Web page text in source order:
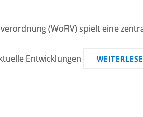
(WoFlV) spielt eine
Entwicklungen